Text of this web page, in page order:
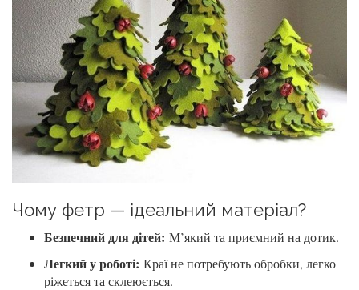
Чому фетр — ідеальний матеріал?
Безпечний для дітей: М’який та приємний на дотик.
Легкий у роботі: Краї не потребують обробки, легко
ріжеться та склеюється.